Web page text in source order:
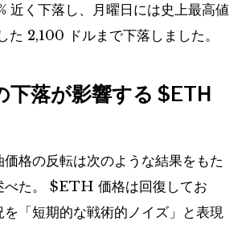
近く下落し、月曜日には史上最高値
た 2,100 ドルまで下落しました。
下落が影響する $ETH
価格の反転は次のような結果をもた
た。 $ETH 価格は回復してお
を「短期的な戦術的ノイズ」と表現